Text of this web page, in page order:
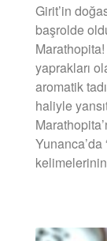
Girit’in
başrolde
yaprakları
aromatik
haliyle
Yunanca’da
kelimelerinin